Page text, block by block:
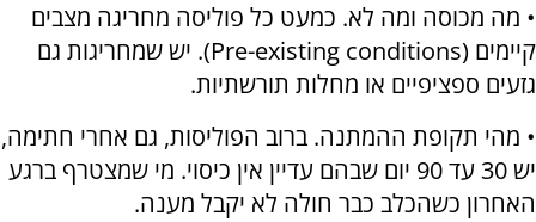
• מה מכוסה ומה לא. כמעט כל פוליסה מחריגה מצבים
קיימים (Pre-existing conditions). יש שמחריגות גם
גזעים ספציפיים או מחלות תורשתיות.
• מהי תקופת ההמתנה. ברוב הפוליסות, גם אחרי חתימה,
יש 30 עד 90 יום שבהם עדיין אין כיסוי. מי שמצטרף ברגע
האחרון כשהכלב כבר חולה לא יקבל מענה.